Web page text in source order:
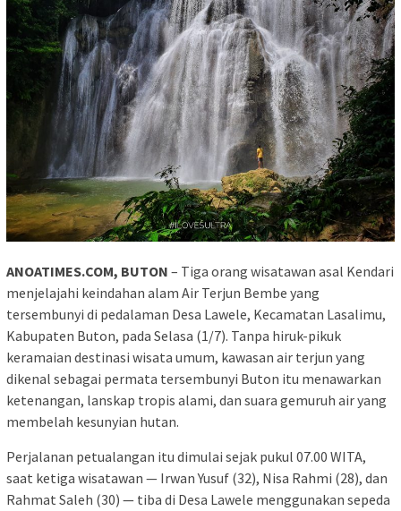
ANOATIMES.COM, BUTON – Tiga orang wisatawan asal Kendari
menjelajahi keindahan alam Air Terjun Bembe yang
tersembunyi di pedalaman Desa Lawele, Kecamatan Lasalimu,
Kabupaten Buton, pada Selasa (1/7). Tanpa hiruk-pikuk
keramaian destinasi wisata umum, kawasan air terjun yang
dikenal sebagai permata tersembunyi Buton itu menawarkan
ketenangan, lanskap tropis alami, dan suara gemuruh air yang
membelah kesunyian hutan.
Perjalanan petualangan itu dimulai sejak pukul 07.00 WITA,
saat ketiga wisatawan — Irwan Yusuf (32), Nisa Rahmi (28), dan
Rahmat Saleh (30) — tiba di Desa Lawele menggunakan sepeda